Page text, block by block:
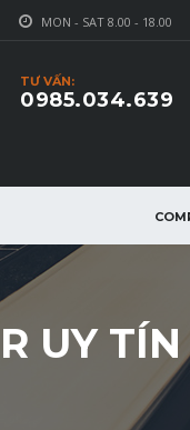
MON - SAT 8.00 - 18.00
TƯ VẤN:
0985.034.639
UY